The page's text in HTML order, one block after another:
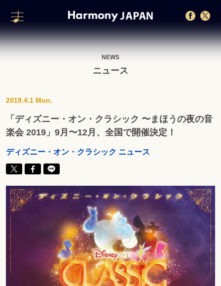
NEWS
ニュース
2019.4.1 Mon.
「ディズニー・オン・クラシック 〜まほうの夜の音
楽会 2019」9月〜12月、全国で開催決定！
ディズニー・オン・クラシック ニュース